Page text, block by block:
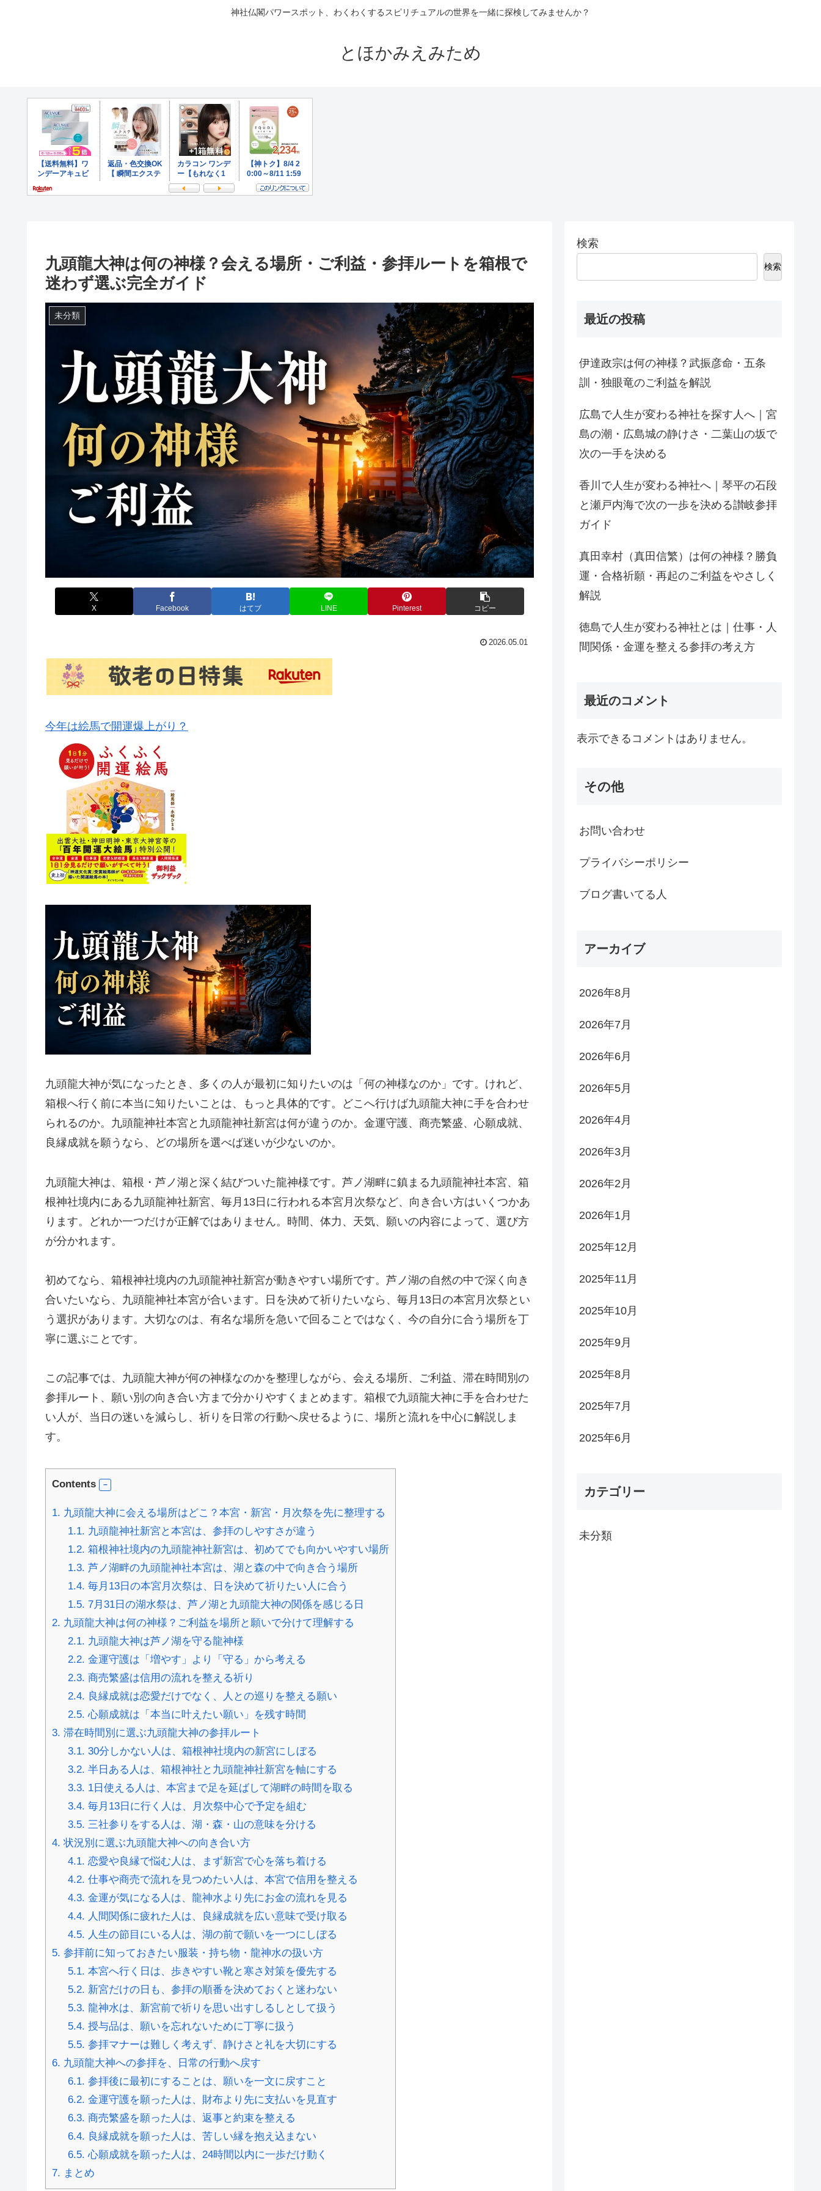
神社仏閣パワースポット、わくわくするスピリチュアルの世界を一緒に探検してみませんか？
とほかみえみため
九頭龍大神は何の神様？会える場所・ご利益・参拝ルートを箱根で
迷わず選ぶ完全ガイド
未分類
X Facebook はてブ LINE Pinterest コピー
2026.05.01
今年は絵馬で開運爆上がり？
九頭龍大神が気になったとき、多くの人が最初に知りたいのは「何の神様なのか」です。けれど、
箱根へ行く前に本当に知りたいことは、もっと具体的です。どこへ行けば九頭龍大神に手を合わせ
られるのか。九頭龍神社本宮と九頭龍神社新宮は何が違うのか。金運守護、商売繁盛、心願成就、
良縁成就を願うなら、どの場所を選べば迷いが少ないのか。
九頭龍大神は、箱根・芦ノ湖と深く結びついた龍神様です。芦ノ湖畔に鎮まる九頭龍神社本宮、箱
根神社境内にある九頭龍神社新宮、毎月13日に行われる本宮月次祭など、向き合い方はいくつかあ
ります。どれか一つだけが正解ではありません。時間、体力、天気、願いの内容によって、選び方
が分かれます。
初めてなら、箱根神社境内の九頭龍神社新宮が動きやすい場所です。芦ノ湖の自然の中で深く向き
合いたいなら、九頭龍神社本宮が合います。日を決めて祈りたいなら、毎月13日の本宮月次祭とい
う選択があります。大切なのは、有名な場所を急いで回ることではなく、今の自分に合う場所を丁
寧に選ぶことです。
この記事では、九頭龍大神が何の神様なのかを整理しながら、会える場所、ご利益、滞在時間別の
参拝ルート、願い別の向き合い方まで分かりやすくまとめます。箱根で九頭龍大神に手を合わせた
い人が、当日の迷いを減らし、祈りを日常の行動へ戻せるように、場所と流れを中心に解説しま
す。
Contents
1. 九頭龍大神に会える場所はどこ？本宮・新宮・月次祭を先に整理する
1.1. 九頭龍神社新宮と本宮は、参拝のしやすさが違う
1.2. 箱根神社境内の九頭龍神社新宮は、初めてでも向かいやすい場所
1.3. 芦ノ湖畔の九頭龍神社本宮は、湖と森の中で向き合う場所
1.4. 毎月13日の本宮月次祭は、日を決めて祈りたい人に合う
1.5. 7月31日の湖水祭は、芦ノ湖と九頭龍大神の関係を感じる日
2. 九頭龍大神は何の神様？ご利益を場所と願いで分けて理解する
2.1. 九頭龍大神は芦ノ湖を守る龍神様
2.2. 金運守護は「増やす」より「守る」から考える
2.3. 商売繁盛は信用の流れを整える祈り
2.4. 良縁成就は恋愛だけでなく、人との巡りを整える願い
2.5. 心願成就は「本当に叶えたい願い」を残す時間
3. 滞在時間別に選ぶ九頭龍大神の参拝ルート
3.1. 30分しかない人は、箱根神社境内の新宮にしぼる
3.2. 半日ある人は、箱根神社と九頭龍神社新宮を軸にする
3.3. 1日使える人は、本宮まで足を延ばして湖畔の時間を取る
3.4. 毎月13日に行く人は、月次祭中心で予定を組む
3.5. 三社参りをする人は、湖・森・山の意味を分ける
4. 状況別に選ぶ九頭龍大神への向き合い方
4.1. 恋愛や良縁で悩む人は、まず新宮で心を落ち着ける
4.2. 仕事や商売で流れを見つめたい人は、本宮で信用を整える
4.3. 金運が気になる人は、龍神水より先にお金の流れを見る
4.4. 人間関係に疲れた人は、良縁成就を広い意味で受け取る
4.5. 人生の節目にいる人は、湖の前で願いを一つにしぼる
5. 参拝前に知っておきたい服装・持ち物・龍神水の扱い方
5.1. 本宮へ行く日は、歩きやすい靴と寒さ対策を優先する
5.2. 新宮だけの日も、参拝の順番を決めておくと迷わない
5.3. 龍神水は、新宮前で祈りを思い出すしるしとして扱う
5.4. 授与品は、願いを忘れないために丁寧に扱う
5.5. 参拝マナーは難しく考えず、静けさと礼を大切にする
6. 九頭龍大神への参拝を、日常の行動へ戻す
6.1. 参拝後に最初にすることは、願いを一文に戻すこと
6.2. 金運守護を願った人は、財布より先に支払いを見直す
6.3. 商売繁盛を願った人は、返事と約束を整える
6.4. 良縁成就を願った人は、苦しい縁を抱え込まない
6.5. 心願成就を願った人は、24時間以内に一歩だけ動く
7. まとめ
検索
検索
最近の投稿
伊達政宗は何の神様？武振彦命・五条
訓・独眼竜のご利益を解説
広島で人生が変わる神社を探す人へ｜宮
島の潮・広島城の静けさ・二葉山の坂で
次の一手を決める
香川で人生が変わる神社へ｜琴平の石段
と瀬戸内海で次の一歩を決める讃岐参拝
ガイド
真田幸村（真田信繁）は何の神様？勝負
運・合格祈願・再起のご利益をやさしく
解説
徳島で人生が変わる神社とは｜仕事・人
間関係・金運を整える参拝の考え方
最近のコメント
表示できるコメントはありません。
その他
お問い合わせ
プライバシーポリシー
ブログ書いてる人
アーカイブ
2026年8月
2026年7月
2026年6月
2026年5月
2026年4月
2026年3月
2026年2月
2026年1月
2025年12月
2025年11月
2025年10月
2025年9月
2025年8月
2025年7月
2025年6月
カテゴリー
未分類